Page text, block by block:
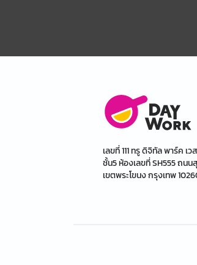
เลขที่ 111 ทรู ดิจิทัล พาร์ค เ
ชั้น5 ห้องเลขที่ SH555 ถน
เขตพระโขนง กรุงเทพ